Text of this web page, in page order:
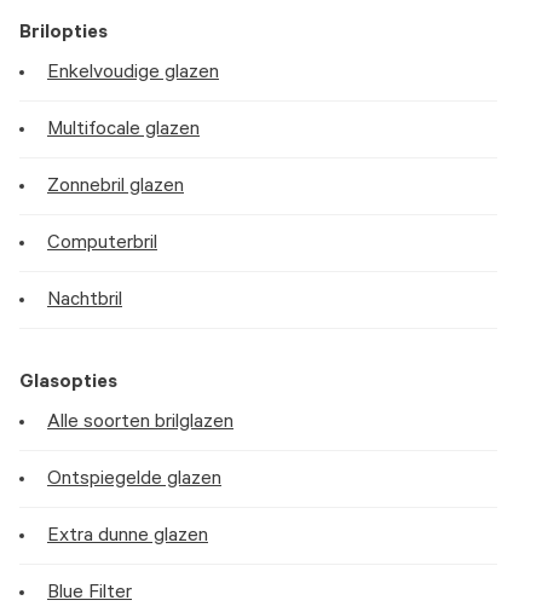
Brilopties
Enkelvoudige glazen
Multifocale glazen
Zonnebril glazen
Computerbril
Nachtbril
Glasopties
Alle soorten brilglazen
Ontspiegelde glazen
Extra dunne glazen
Blue Filter